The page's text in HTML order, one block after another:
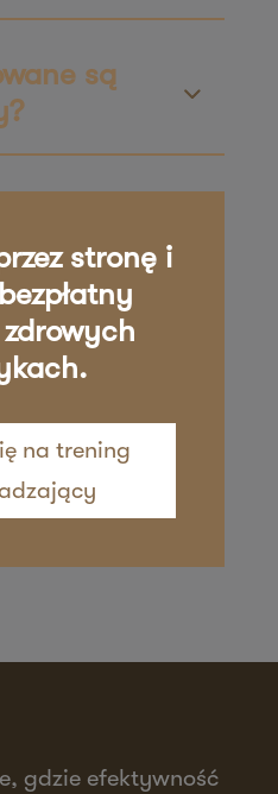
u6
Zapisz mnie
są
stronę i
na trening
gdzie efektywność